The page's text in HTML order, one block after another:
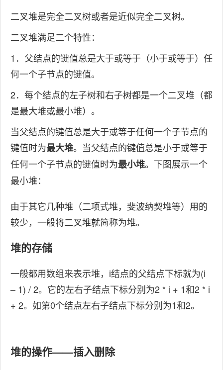
二叉堆是完全二叉树或者是近似完全二叉树。
二叉堆满足二个特性：
1．父结点的键值总是大于或等于（小于或等于）任
何一个子节点的键值。
2．每个结点的左子树和右子树都是一个二叉堆（都
是最大堆或最小堆）。
当父结点的键值总是大于或等于任何一个子节点的
键值时为最大堆。当父结点的键值总是小于或等于
任何一个子节点的键值时为最小堆。下图展示一个
最小堆：
由于其它几种堆（二项式堆，斐波纳契堆等）用的
较少，一般将二叉堆就简称为堆。
堆的存储
一般都用数组来表示堆，i结点的父结点下标就为(i
– 1) / 2。它的左右子结点下标分别为2 * i + 1和2 * i
+ 2。如第0个结点左右子结点下标分别为1和2。
堆的操作——插入删除